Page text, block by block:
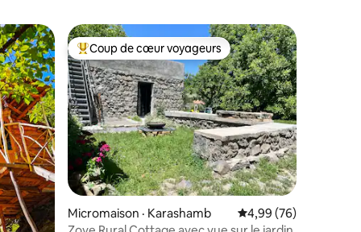
plus aimés Coup de cœur voyageurs parmi les plus aimés
Coup de cœur voyageurs
Micromaison · Karashamb Note moyenne de
4,99 (76)